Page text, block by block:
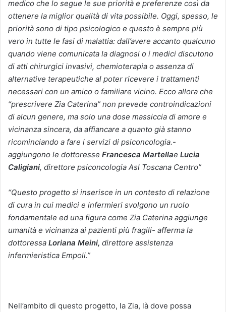
medico che lo segue le sue priorità e preferenze così da
ottenere la miglior qualità di vita possibile. Oggi, spesso, le
priorità sono di tipo psicologico e questo è sempre più
vero in tutte le fasi di malattia: dall’avere accanto qualcuno
quando viene comunicata la diagnosi o i medici discutono
di atti chirurgici invasivi, chemioterapia o assenza di
alternative terapeutiche al poter ricevere i trattamenti
necessari con un amico o familiare vicino. Ecco allora che
“prescrivere Zia Caterina” non prevede controindicazioni
di alcun genere, ma solo una dose massiccia di amore e
vicinanza sincera, da affiancare a quanto già stanno
ricominciando a fare i servizi di psiconcologia.-
aggiungono le dottoresse Francesca Martellae Lucia
Caligiani, direttore psiconcologia Asl Toscana Centro”
“Questo progetto si inserisce in un contesto di relazione
di cura in cui medici e infermieri svolgono un ruolo
fondamentale ed una figura come Zia Caterina aggiunge
umanità e vicinanza ai pazienti più fragili- afferma la
dottoressa Loriana Meini, direttore assistenza
infermieristica Empoli.”
Nell’ambito di questo progetto, la Zia, là dove possa